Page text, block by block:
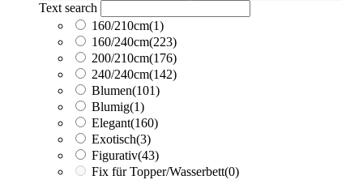
Text search
160/210cm(1)
160/240cm(223)
200/210cm(176)
240/240cm(142)
Blumen(101)
Blumig(1)
Elegant(160)
Exotisch(3)
Figurativ(43)
Fix für Topper/Wasserbett(0)